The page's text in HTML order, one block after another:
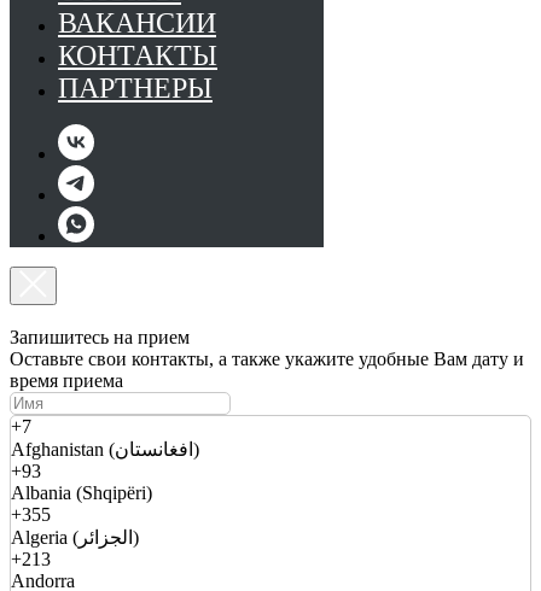
ВАКАНСИИ
КОНТАКТЫ
ПАРТНЕРЫ
Запишитесь на прием
Оставьте свои контакты, а также укажите удобные Вам дату и
время приема
+7
Afghanistan (افغانستان)
+93
Albania (Shqipëri)
+355
Algeria (الجزائر)
+213
Andorra